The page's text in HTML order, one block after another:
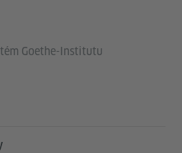
Goethe-Institutu